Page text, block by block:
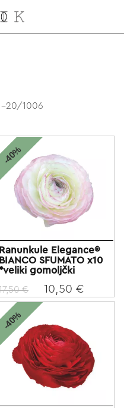
20/1006
-40%
Ranunkule Elegance®
BIANCO SFUMATO x10
gomoljčki
€ 10,50 €
-40%